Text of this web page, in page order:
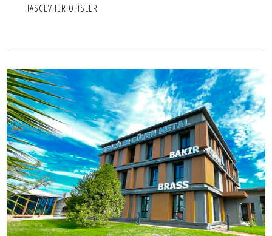
HASCEVHER OFİSLER
GEMCİLER GÜVEN METAL İDARİ BİNA
İÇ MEKAN,IC MEKAN,OFIS,PROJE,TICARI